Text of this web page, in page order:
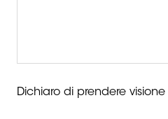
Dichiaro di prendere visione